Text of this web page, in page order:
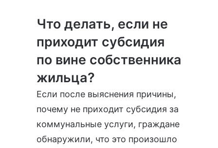
Что делать, если не
приходит субсидия
по вине собственника
жильца?
Если после выяснения причины,
почему не приходит субсидия за
коммунальные услуги, граждане
обнаружили, что это произошло